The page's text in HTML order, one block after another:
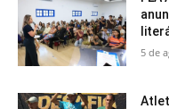
5 de